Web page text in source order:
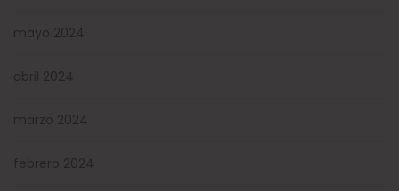
mayo 2024
abril 2024
marzo 2024
febrero 2024